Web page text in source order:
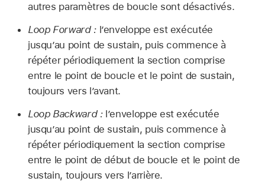
autres paramètres de boucle sont désactivés.
Loop Forward :l’enveloppe est exécutée
jusqu’au point de sustain, puis commence à
répéter périodiquement la section comprise
entre le point de boucle et le point de sustain,
toujours vers l’avant.
Loop Backward :l’enveloppe est exécutée
jusqu’au point de sustain, puis commence à
répéter périodiquement la section comprise
entre le point de début de boucle et le point de
sustain, toujours vers l’arrière.